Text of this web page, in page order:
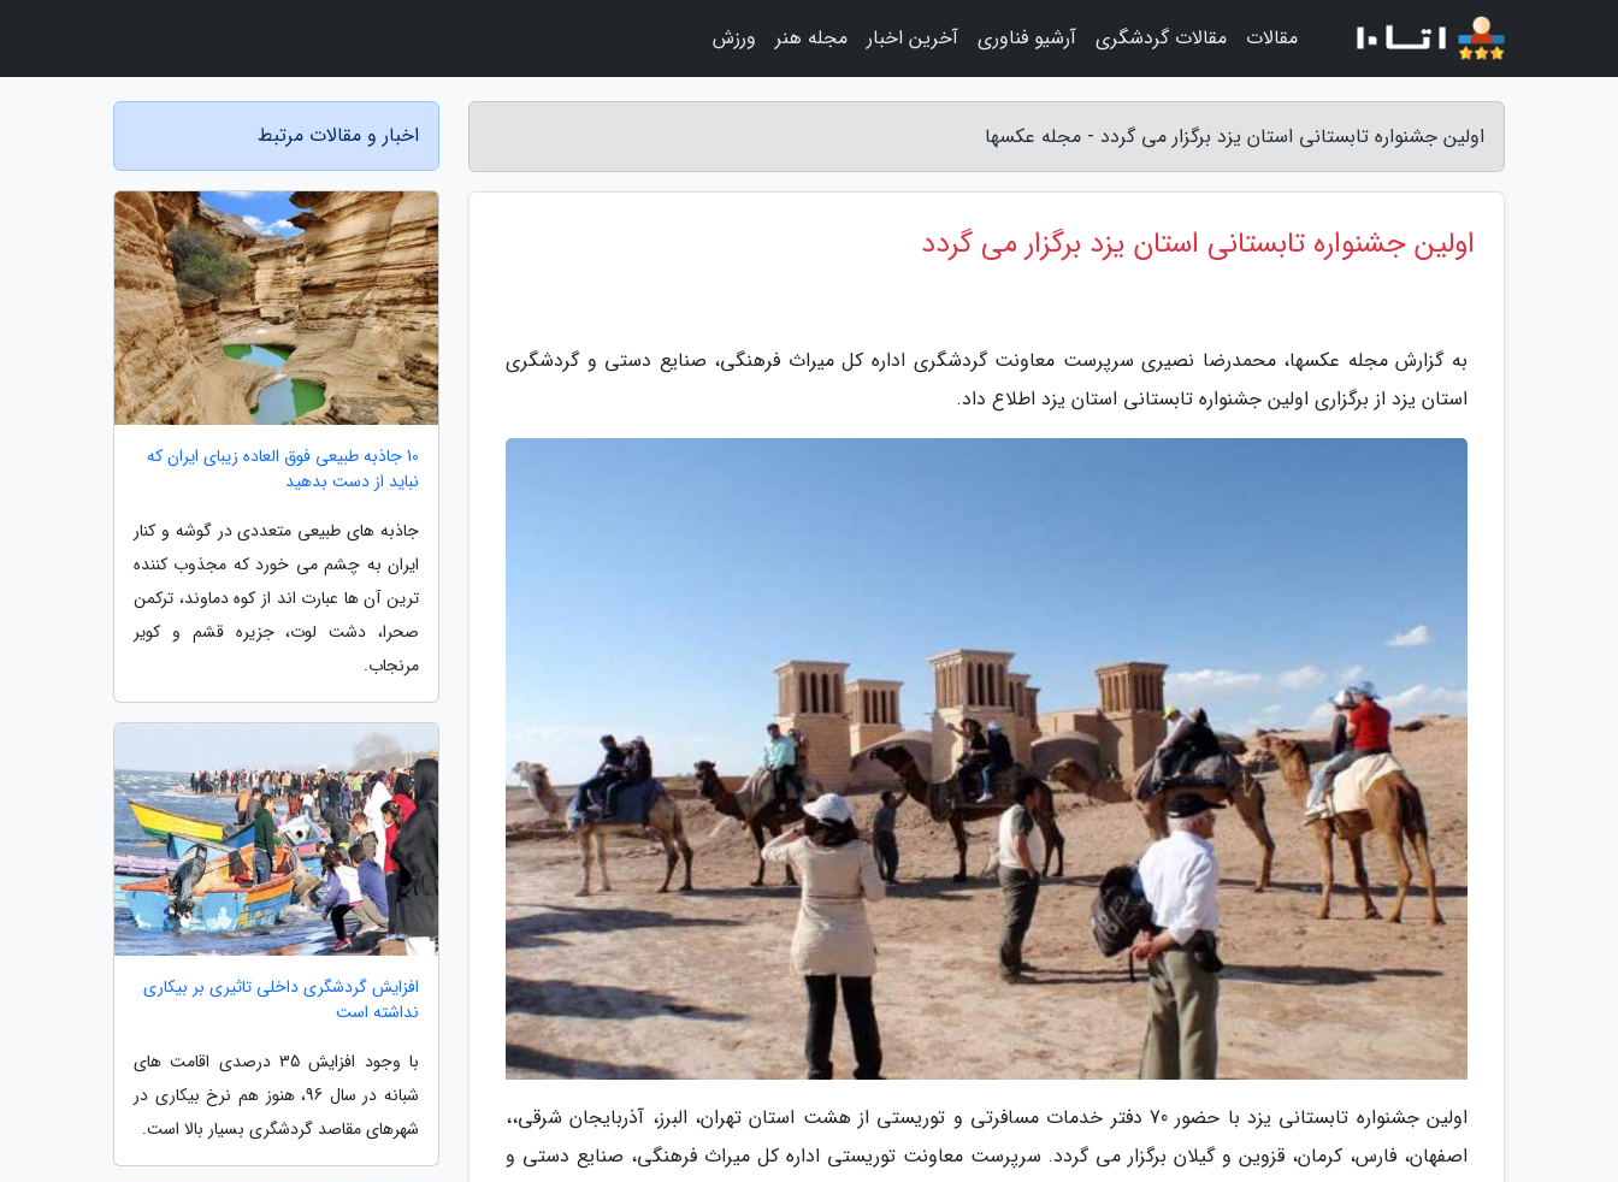
اولین جشنواره تابستانی استان یزد برگزار می گردد - مجله عکسها
اولین جشنواره تابستانی استان یزد برگزار می گردد
به گزارش مجله عکسها، محمدرضا نصیری سرپرست معاونت گردشگری اداره کل میراث فرهنگی، صنایع دستی و گردشگری
استان یزد از برگزاری اولین جشنواره تابستانی استان یزد اطلاع داد.
اولین جشنواره تابستانی یزد با حضور 70 دفتر خدمات مسافرتی و توریستی از هشت استان تهران، البرز، آذربایجان شرقی،،
اصفهان، فارس، کرمان، قزوین و گیلان برگزار می گردد. سرپرست معاونت توریستی اداره کل میراث فرهنگی، صنایع دستی و
اخبار و مقالات مرتبط
10 جاذبه طبیعی فوق العاده زیبای ایران که
نباید از دست بدهید
جاذبه های طبیعی متعددی در گوشه و کنار
ایران به چشم می خورد که مجذوب کننده
ترین آن ها عبارت اند از کوه دماوند، ترکمن
صحرا، دشت لوت، جزیره قشم و کویر
مرنجاب.
افزایش گردشگری داخلی تاثیری بر بیکاری
نداشته است
با وجود افزایش 35 درصدی اقامت های
شبانه در سال 96، هنوز هم نرخ بیکاری در
شهرهای مقاصد گردشگری بسیار بالا است.
مقالات مقالات گردشگری آرشیو فناوری آخرین اخبار مجله هنر ورزش